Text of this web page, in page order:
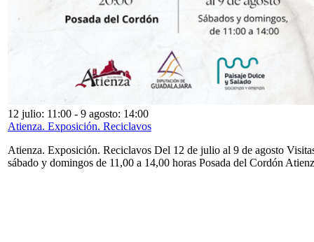
12 julio: 11:00 - 9 agosto: 14:00
Atienza. Exposición. Reciclavos
Atienza. Exposición. Reciclavos Del 12 de julio al 9 de agosto
sábado y domingos de 11,00 a 14,00 horas Posada del Cordón